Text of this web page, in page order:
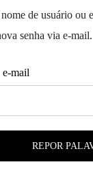
de usuário ou
senha via e-mail.
e-mail
REPOR